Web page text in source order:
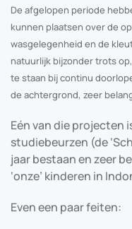
De afgelopen periode
kunnen plaatsen over de
wasgelegenheid en de
natuurlijk bijzonder trots
te staan bij continu
de achtergrond, zeer
Eén van die projecten
studiebeurzen (de
jaar bestaan en zeer
‘onze’ kinderen in
Even een paar feiten: